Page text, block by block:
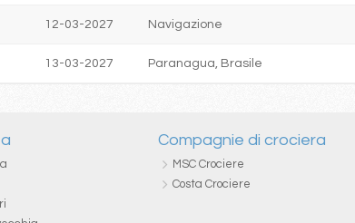
12-03-2027 Navigazione
13-03-2027 Paranagua, Brasile
Compagnie di crociera
MSC Crociere
Costa Crociere